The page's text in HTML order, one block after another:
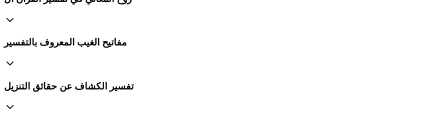
مفاتيح الغيب المعروف بالتفسير
تفسير الكشاف عن حقائق التنزيل